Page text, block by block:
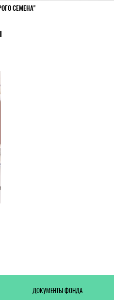
СЕМЕНА"
ДОКУМЕНТЫ ФОНДА